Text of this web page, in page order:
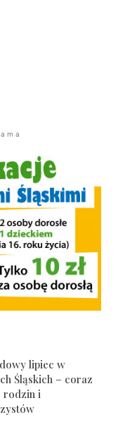
m a
lipiec w
Śląskich – coraz
rodzin i